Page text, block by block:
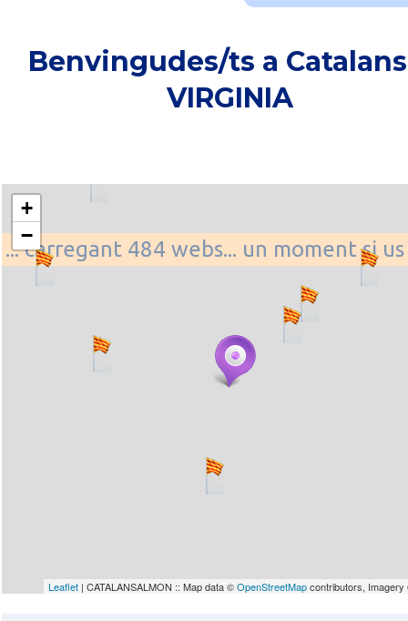
Benvingudes/ts a
VIRGINIA
... carregant 484 webs... un moment si
+
−
Leaflet | CATALANSALMON :: Map data ©OpenStreetMapcontributors,